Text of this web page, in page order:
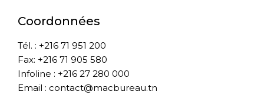
Coordonnées
Tél. : +216 71 951 200
Fax: +216 71 905 580
Infoline : +216 27 280 000
Email : contact@macbureau.tn